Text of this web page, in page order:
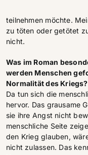
teilnehmen möchte.
zu töten oder getötet
nicht.
Was im Roman
werden Menschen
Normalität des Kriegs?
Da tun sich die
hervor. Das grausame
sie ihre Angst nicht
menschliche Seite
den Krieg glauben,
nicht zulassen. Das